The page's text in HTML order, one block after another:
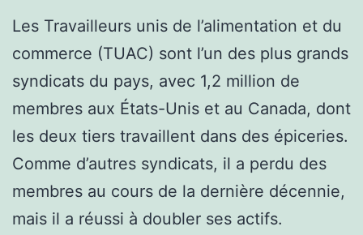
Les Travailleurs unis de l’alimentation et du
commerce (TUAC) sont l’un des plus grands
syndicats du pays, avec 1,2 million de
membres aux États-Unis et au Canada, dont
les deux tiers travaillent dans des épiceries.
Comme d’autres syndicats, il a perdu des
membres au cours de la dernière décennie,
mais il a réussi à doubler ses actifs.